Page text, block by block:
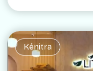
Kénitra